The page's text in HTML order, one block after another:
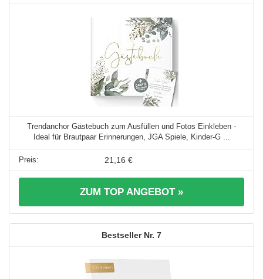
Trendanchor Gästebuch zum Ausfüllen und Fotos Einkleben -
Ideal für Brautpaar Erinnerungen, JGA Spiele, Kinder-G ...
21,16 €
ZUM TOP ANGEBOT »
7